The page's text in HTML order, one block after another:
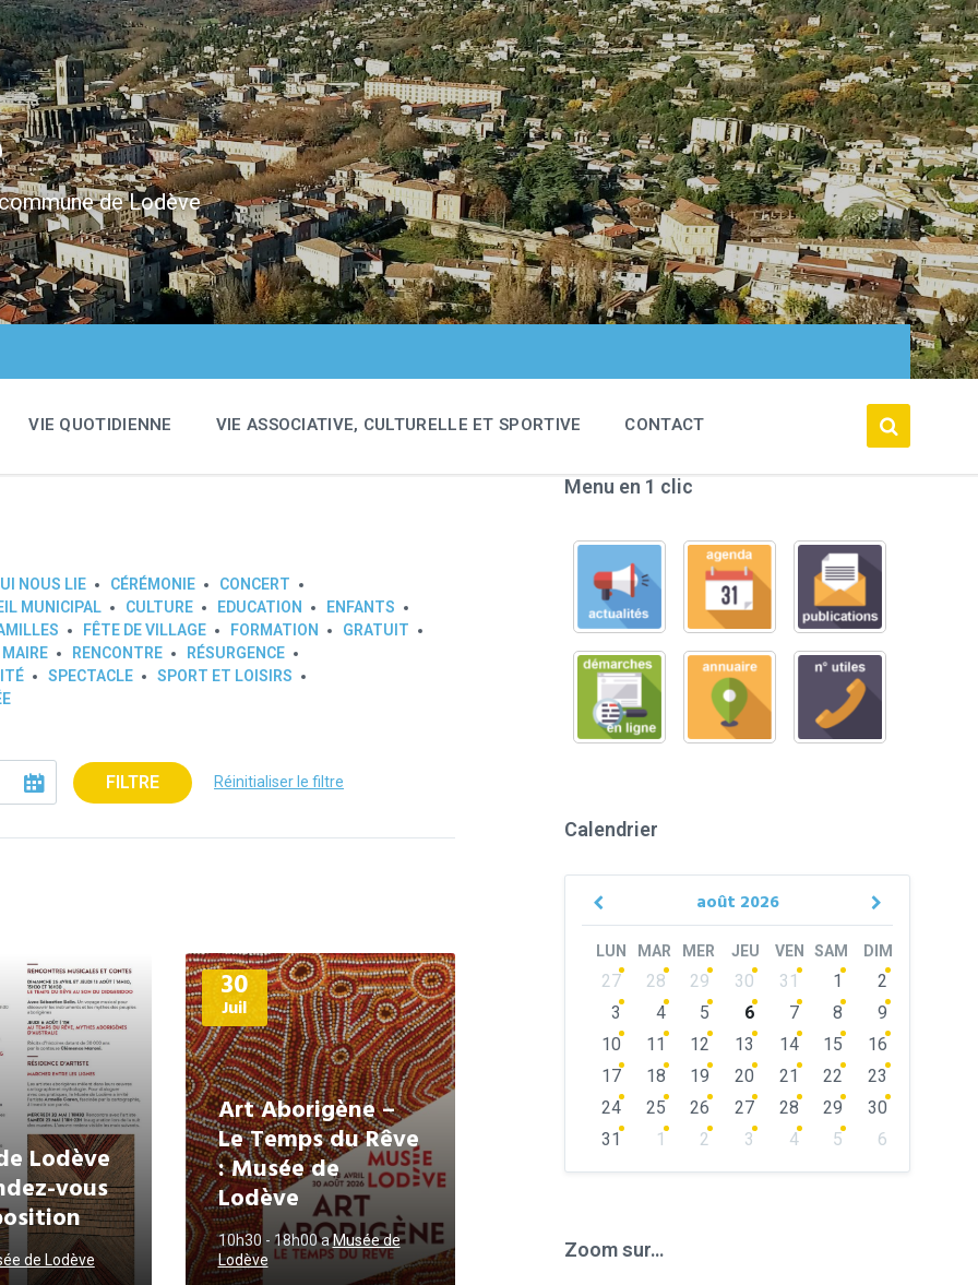
de Lodève
VIE QUOTIDIENNE VIE ASSOCIATIVE, CULTURELLE ET SPORTIVE CONTACT
NOUS LIE CÉRÉMONIE
CONCERT
MUNICIPAL CULTURE EDUCATION
ENFANTS
FÊTE DE VILLAGE FORMATION
GRATUIT
MAIRE RENCONTRE
RÉSURGENCE
SPECTACLE
SPORT ET LOISIRS
FILTRE Réinitialiser le filtre
Lodève
vous
de Lodève
30
Juil
Art Aborigène –
Le Temps du Rêve
: Musée de
Lodève
10h30 - 18h00aMusée de
Lodève
Plus
d'informations
Menu en 1 clic
Calendrier
août 2026
Previous
Next
LUN MAR MER JEU VEN SAM DIM
Skip
calendar
days
27 28 29 30 31 1
2
3
4 5 6 7 8
9
10
11 12 13 14 15
16
17
18 19 20 21 22
23
24
25 26 27 28 29
30
31
1 2 3 4 5
6
Zoom sur…